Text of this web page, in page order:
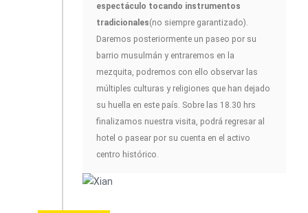
espectáculo tocando instrumentos
tradicionales(no siempre garantizado).
Daremos posteriormente un paseo por su
barrio musulmán y entraremos en la
mezquita, podremos con ello observar las
múltiples culturas y religiones que han dejado
su huella en este país. Sobre las 18.30 hrs
finalizamos nuestra visita, podrá regresar al
hotel o pasear por su cuenta en el activo
centro histórico.